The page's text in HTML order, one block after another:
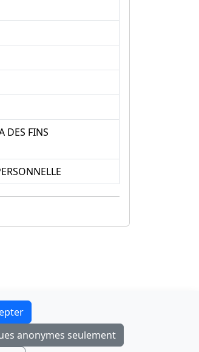
DES FINS
Store·Google Play·Linux
Tchap
anonymes seulement